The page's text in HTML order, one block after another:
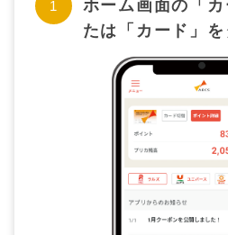
ホーム画面の「
たは「カード」